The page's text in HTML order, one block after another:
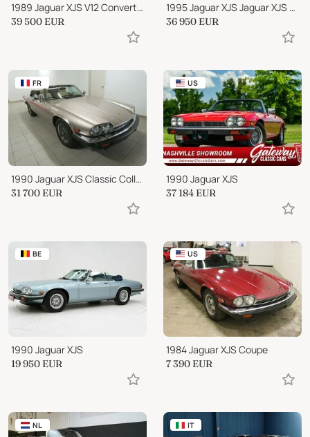
1989 Jaguar XJS V12 Convertible
39 500 EUR
1995 Jaguar XJS Jaguar XJS Cabriolet
36 950 EUR
FR
1990 Jaguar XJS Classic Collection Cabriolet
31 700 EUR
US
1990 Jaguar XJS
37 184 EUR
BE
1990 Jaguar XJS
19 950 EUR
US
1984 Jaguar XJS Coupe
7 390 EUR
NL IT